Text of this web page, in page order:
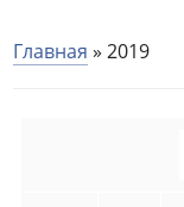
Главная » 2019